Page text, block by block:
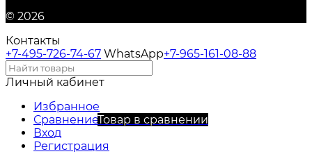
© 2026
Контакты
+7-495-726-74-67 WhatsApp+7-965-161-08-88
Личный кабинет
Избранное
СравнениеТовар в сравнении
Вход
Регистрация